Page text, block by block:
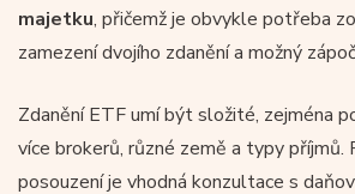
majetku, přičemž je obvykle potřeba
zamezení dvojího zdanění a možný
Zdanění ETF umí být složité, zejména
více brokerů, různé země a typy příjmů.
posouzení je vhodná konzultace s